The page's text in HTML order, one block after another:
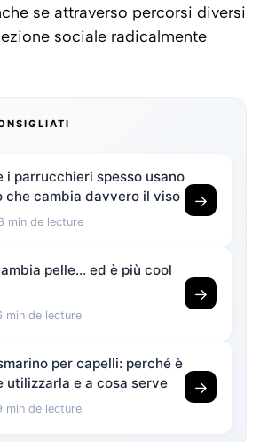
se attraverso percorsi diversi
sociale radicalmente
i parrucchieri spesso usano
che cambia davvero il viso
min de lecture
→
pelle… ed è più cool
min de lecture
→
per capelli: perché è
utilizzarla e a cosa serve
min de lecture
→